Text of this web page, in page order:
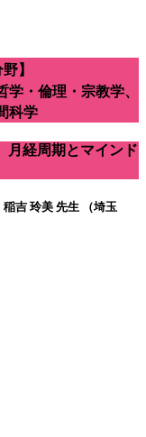
】
・倫理・宗教学、
科学
経周期とマインド
吉 玲美 先生 （埼玉